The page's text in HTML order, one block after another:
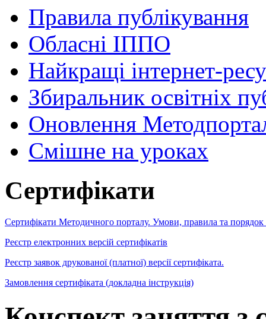
Правила публікування
Обласні ІППО
Найкращі інтернет-
Збиральник освітніх
Оновлення
Cмішне на уроках
Сертифікати
Сертифікати Методичного порталу. Умови, правила та порядок
Реєстр електронних версій сертифікатів
Реєстр заявок друкованої (платної) версії сертифіката.
Замовлення сертифіката (докладна інструкція)